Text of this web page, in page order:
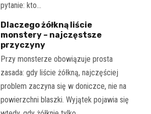
pytanie: kto…
Dlaczego żółkną liście
monstery – najczęstsze
przyczyny
Przy monsterze obowiązuje prosta
zasada: gdy liście żółkną, najczęściej
problem zaczyna się w doniczce, nie na
powierzchni blaszki. Wyjątek pojawia się